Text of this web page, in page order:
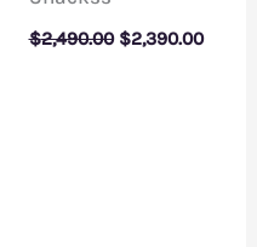
$2,490.00 El
precio
$2,390.00El
precio